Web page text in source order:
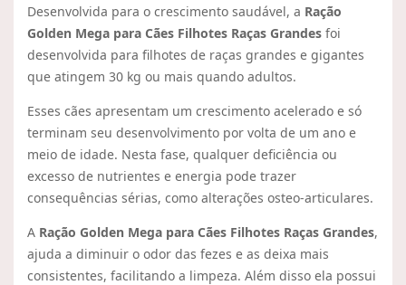
Desenvolvida para o crescimento saudável, a Ração
Golden Mega para Cães Filhotes Raças Grandes foi
desenvolvida para filhotes de raças grandes e gigantes
que atingem 30 kg ou mais quando adultos.
Esses cães apresentam um crescimento acelerado e só
terminam seu desenvolvimento por volta de um ano e
meio de idade. Nesta fase, qualquer deficiência ou
excesso de nutrientes e energia pode trazer
consequências sérias, como alterações osteo-articulares.
A Ração Golden Mega para Cães Filhotes Raças Grandes,
ajuda a diminuir o odor das fezes e as deixa mais
consistentes, facilitando a limpeza. Além disso ela possui